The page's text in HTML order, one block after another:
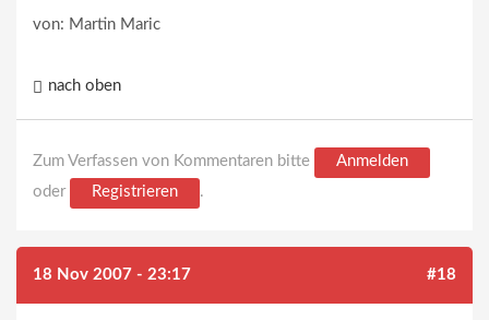
von: Martin Maric
nach oben
Zum Verfassen von Kommentaren bitte
Anmelden
oder
Registrieren .
18 Nov 2007 - 23:17 #18